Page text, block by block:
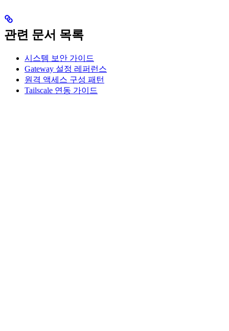
관련 문서 목록
시스템 보안 가이드
Gateway 설정 레퍼런스
원격 액세스 구성 패턴
Tailscale 연동 가이드